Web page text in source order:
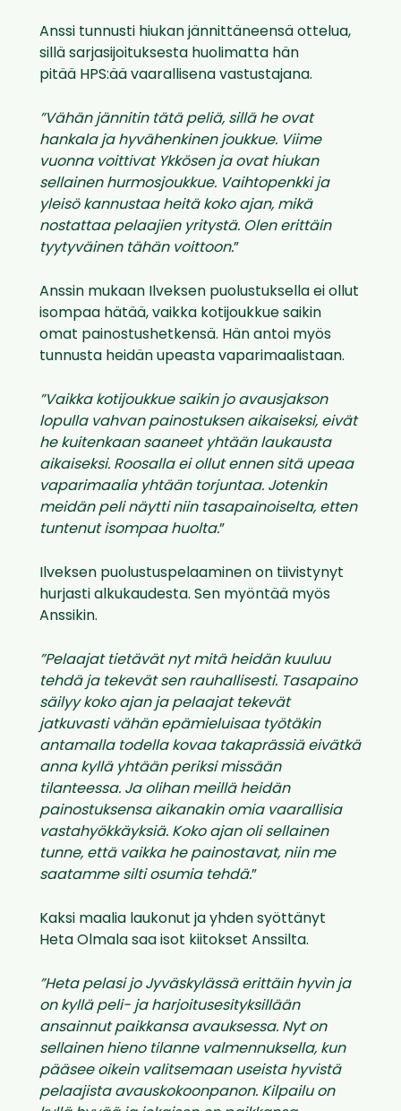
Anssi tunnusti hiukan jännittäneensä ottelua,
sillä sarjasijoituksesta huolimatta hän
pitää HPS:ää vaarallisena vastustajana.
”Vähän jännitin tätä peliä, sillä he ovat
hankala ja hyvähenkinen joukkue. Viime
vuonna voittivat Ykkösen ja ovat hiukan
sellainen hurmosjoukkue. Vaihtopenkki ja
yleisö kannustaa heitä koko ajan, mikä
nostattaa pelaajien yritystä. Olen erittäin
tyytyväinen tähän voittoon.”
Anssin mukaan Ilveksen puolustuksella ei ollut
isompaa hätää, vaikka kotijoukkue saikin
omat painostushetkensä. Hän antoi myös
tunnusta heidän upeasta vaparimaalistaan.
”Vaikka kotijoukkue saikin jo avausjakson
lopulla vahvan painostuksen aikaiseksi, eivät
he kuitenkaan saaneet yhtään laukausta
aikaiseksi. Roosalla ei ollut ennen sitä upeaa
vaparimaalia yhtään torjuntaa. Jotenkin
meidän peli näytti niin tasapainoiselta, etten
tuntenut isompaa huolta.”
Ilveksen puolustuspelaaminen on tiivistynyt
hurjasti alkukaudesta. Sen myöntää myös
Anssikin.
”Pelaajat tietävät nyt mitä heidän kuuluu
tehdä ja tekevät sen rauhallisesti. Tasapaino
säilyy koko ajan ja pelaajat tekevät
jatkuvasti vähän epämieluisaa työtäkin
antamalla todella kovaa takaprässiä eivätkä
anna kyllä yhtään periksi missään
tilanteessa. Ja olihan meillä heidän
painostuksensa aikanakin omia vaarallisia
vastahyökkäyksiä. Koko ajan oli sellainen
tunne, että vaikka he painostavat, niin me
saatamme silti osumia tehdä.”
Kaksi maalia laukonut ja yhden syöttänyt
Heta Olmala saa isot kiitokset Anssilta.
”Heta pelasi jo Jyväskylässä erittäin hyvin ja
on kyllä peli- ja harjoitusesityksillään
ansainnut paikkansa avauksessa. Nyt on
sellainen hieno tilanne valmennuksella, kun
pääsee oikein valitsemaan useista hyvistä
pelaajista avauskokoonpanon. Kilpailu on